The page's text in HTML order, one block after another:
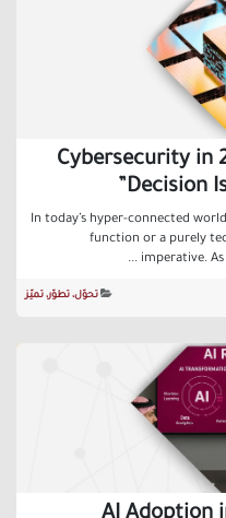
Cybersecurity in
Decision
In today’s hyper-connected
function or a purely
imperative. As
تحوّل، تطوّر، تميّز